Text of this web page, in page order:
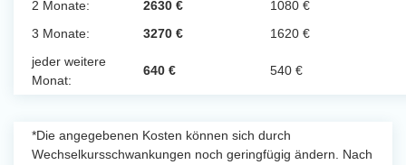
2 Monate: 2630 €
1080 €
3 Monate:
3270 €
1620 €
jeder weitere
Monat:
640 € 540 €
*Die angegebenen Kosten können sich durch
Wechselkursschwankungen noch geringfügig ändern. Nach